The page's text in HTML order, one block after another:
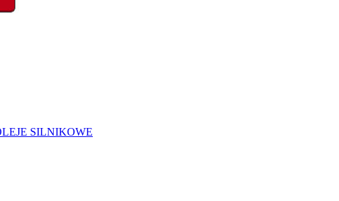
SILNIKOWE